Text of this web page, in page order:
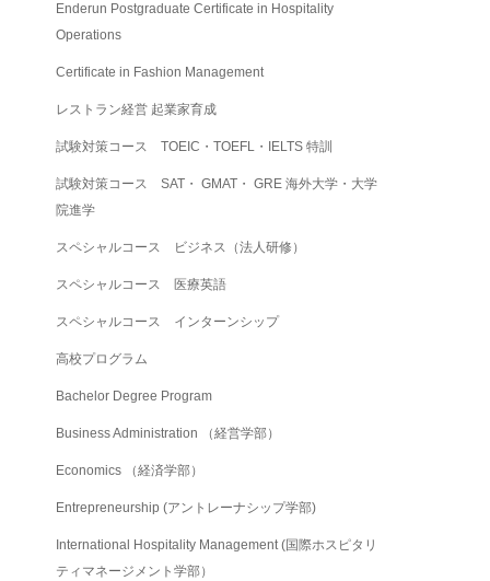
Enderun Postgraduate Certificate in Hospitality
Operations
Certificate in Fashion Management
レストラン経営 起業家育成
試験対策コース TOEIC・TOEFL・IELTS 特訓
試験対策コース SAT・ GMAT・ GRE 海外大学・大学
院進学
スペシャルコース ビジネス（法人研修）
スペシャルコース 医療英語
スペシャルコース インターンシップ
高校プログラム
Bachelor Degree Program
Business Administration （経営学部）
Economics （経済学部）
Entrepreneurship (アントレーナシップ学部)
International Hospitality Management (国際ホスピタリ
ティマネージメント学部）